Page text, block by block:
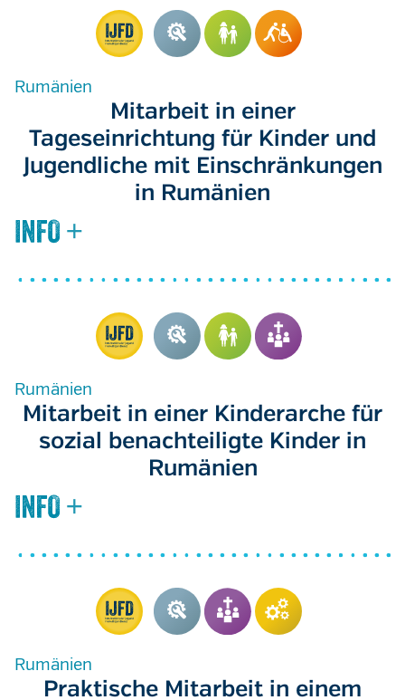
Rumänien
Mitarbeit in einer
Tageseinrichtung für Kinder und
Jugendliche mit Einschränkungen
in Rumänien
Rumänien
Mitarbeit in einer Kinderarche für
sozial benachteiligte Kinder in
Rumänien
Rumänien
Praktische Mitarbeit in einem